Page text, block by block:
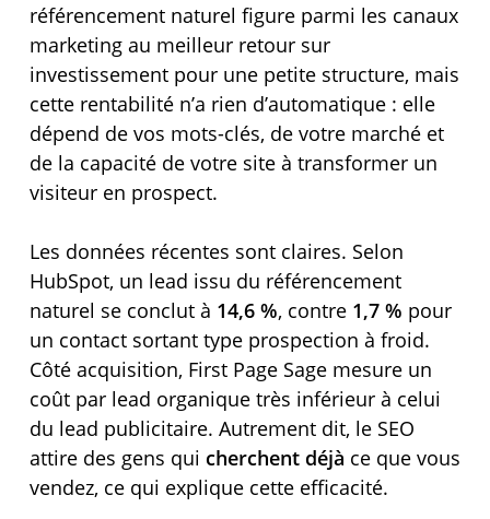
référencement naturel figure parmi les canaux
marketing au meilleur retour sur
investissement pour une petite structure, mais
cette rentabilité n’a rien d’automatique : elle
dépend de vos mots-clés, de votre marché et
de la capacité de votre site à transformer un
visiteur en prospect.
Les données récentes sont claires. Selon
HubSpot, un lead issu du référencement
naturel se conclut à 14,6 %, contre 1,7 % pour
un contact sortant type prospection à froid.
Côté acquisition, First Page Sage mesure un
coût par lead organique très inférieur à celui
du lead publicitaire. Autrement dit, le SEO
attire des gens qui cherchent déjà ce que vous
vendez, ce qui explique cette efficacité.